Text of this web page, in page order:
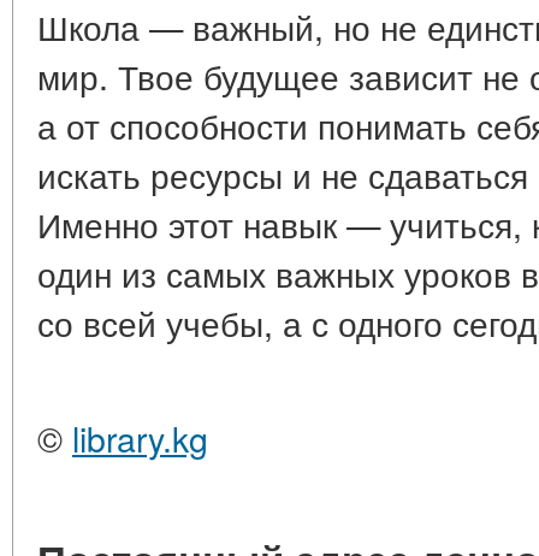
Школа — важный, но не
мир. Твое будущее зависит не
а от способности понимать
искать ресурсы и не
Именно этот навык — учиться,
один из самых важных уроков
со всей учебы, а с одного
© library.kg